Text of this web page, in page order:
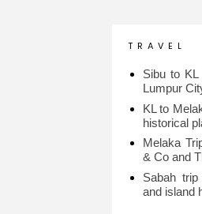
T R A V E L
Sibu to
Lumpur
KL to
historical
Melaka
& Co and
Sabah
and island